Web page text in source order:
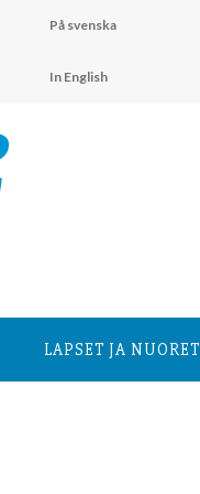
På svenska
In English
LAPSET JA NUORET